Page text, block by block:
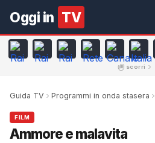
Oggi in TV
scorri
Guida TV Programmi in onda stasera
FILM
Ammore e malavita